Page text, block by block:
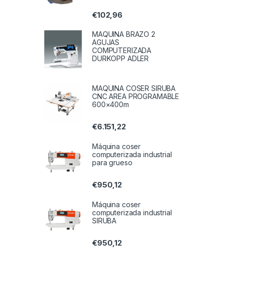
€102,96
MAQUINA BRAZO 2
AGUJAS
COMPUTERIZADA
DURKOPP ADLER
MAQUINA COSER SIRUBA
CNC AREA PROGRAMABLE
600×400m
€6.151,22
Máquina coser
computerizada industrial
para grueso
€950,12
Máquina coser
computerizada industrial
SIRUBA
€950,12